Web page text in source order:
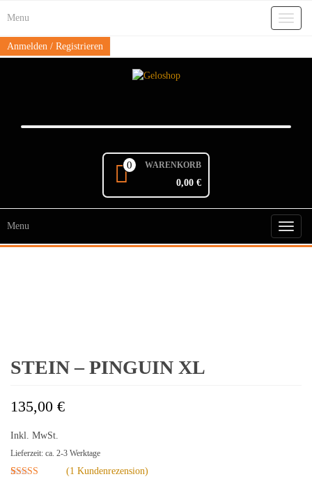
content
Toggle
Menu
Anmelden / Registrieren
0 WARENKORB
0,00 €
Toggle
Menu
STEIN – PINGUIN XL
135,00 €
Inkl. MwSt.
Lieferzeit: ca. 2-3 Werktage
(1 Kundenrezension)